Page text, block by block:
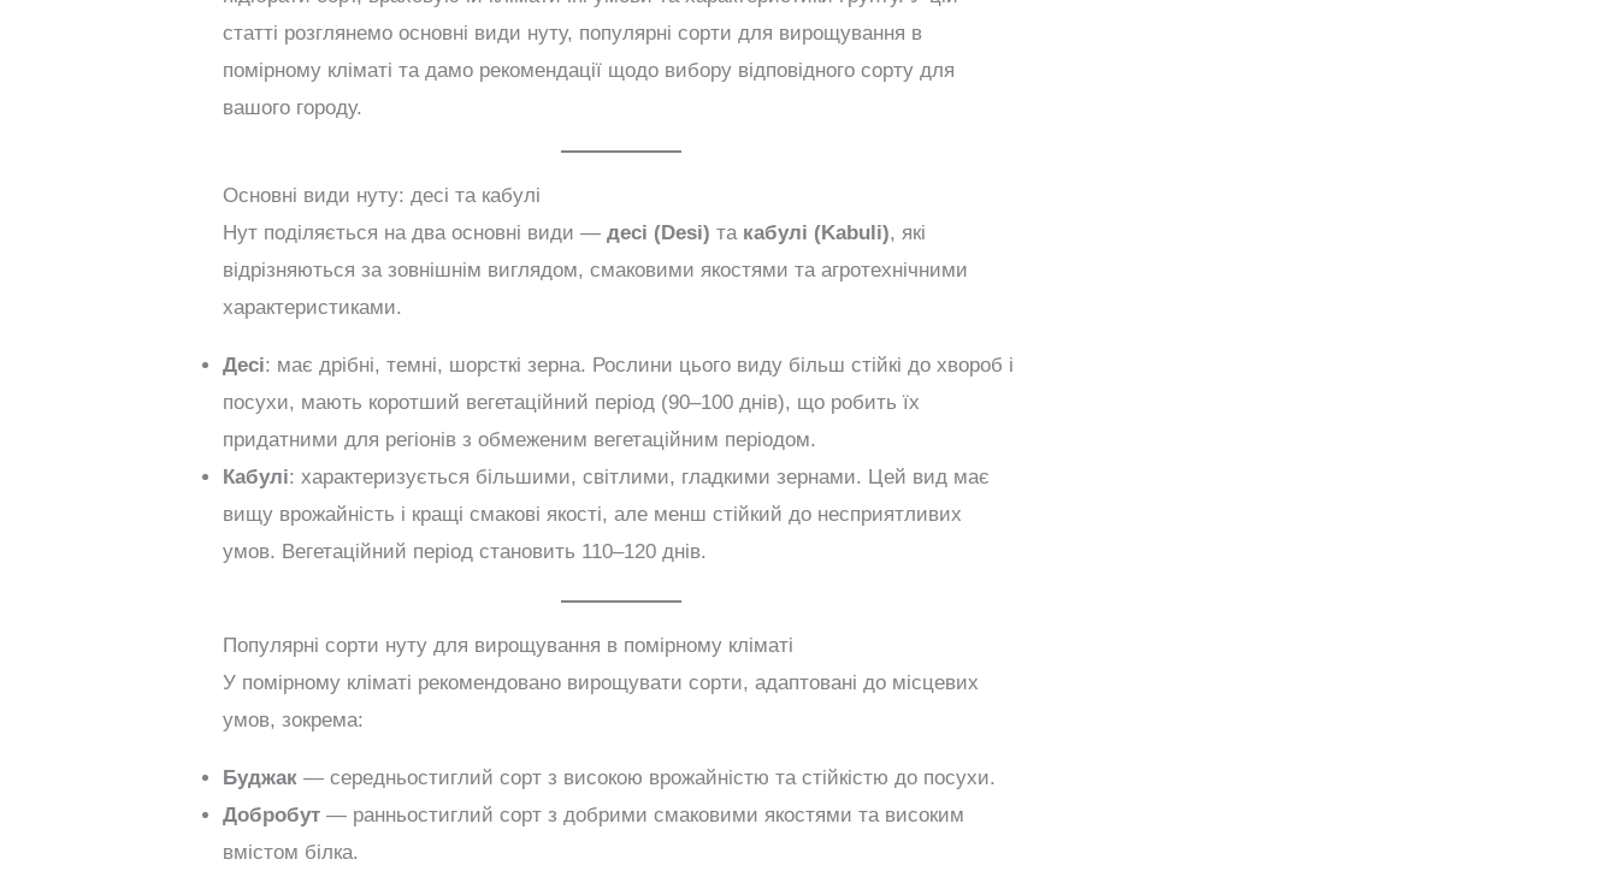
статті розглянемо основні види нуту, популярні сорти для вирощування в
помірному кліматі та дамо рекомендації щодо вибору відповідного сорту для
вашого городу.
Основні види нуту: десі та кабулі
Нут поділяється на два основні види —десі (Desi) та кабулі (Kabuli), які
відрізняються за зовнішнім виглядом, смаковими якостями та агротехнічними
характеристиками.
Десі: має дрібні, темні, шорсткі зерна. Рослини цього виду більш стійкі до хвороб і
посухи, мають коротший вегетаційний період (90–100 днів), що робить їх
придатними для регіонів з обмеженим вегетаційним періодом.
Кабулі: характеризується більшими, світлими, гладкими зернами. Цей вид має
вищу врожайність і кращі смакові якості, але менш стійкий до несприятливих
умов. Вегетаційний період становить 110–120 днів.
Популярні сорти нуту для вирощування в помірному кліматі
У помірному кліматі рекомендовано вирощувати сорти, адаптовані до місцевих
умов, зокрема:
Буджак — середньостиглий сорт з високою врожайністю та стійкістю до посухи.
Добробут — ранньостиглий сорт з добрими смаковими якостями та високим
вмістом білка.